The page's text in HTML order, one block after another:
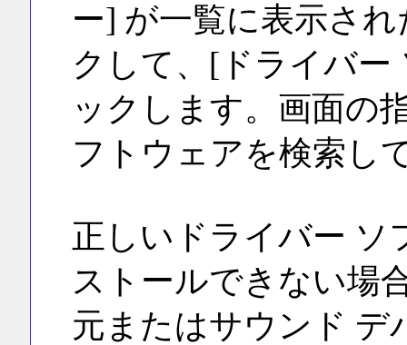
ー] が一覧に表示さ
クして、[ドライバー
ックします。画面の
フトウェアを検索し
正しいドライバー ソ
ストールできない場
元またはサウンド デ